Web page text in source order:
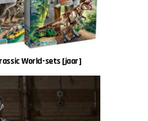
World-sets [jaar]